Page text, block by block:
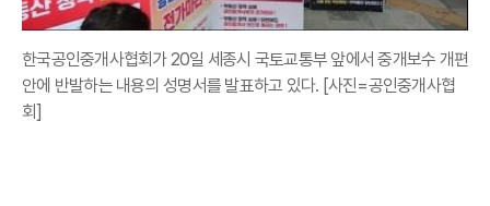
한국공인중개사협회가 20일 세종시 국토교통부 앞에서 중개보수 개편
안에 반발하는 내용의 성명서를 발표하고 있다. [사진=공인중개사협
회]